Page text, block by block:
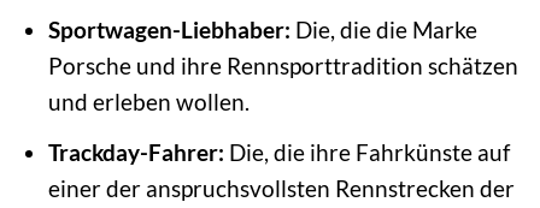
Sportwagen-Liebhaber: Die, die die Marke
Porsche und ihre Rennsporttradition schätzen
und erleben wollen.
Trackday-Fahrer: Die, die ihre Fahrkünste auf
einer der anspruchsvollsten Rennstrecken der